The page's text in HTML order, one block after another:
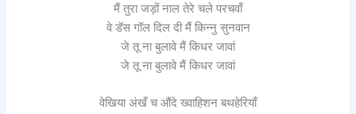
मैं तुरा जड़ों नाल तेरे चले परचवाँ
वे डॅस गॉल दिल दी मैं किन्नु सुनवान
जे तू ना बुलावे मैं किधर जावां
जे तू ना बुलावे मैं किधर जावां
वेखिया अंखँ च औंदे ख्वाहिशन बथहेरियाँ